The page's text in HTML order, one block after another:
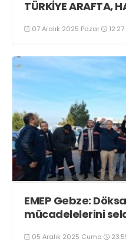
TÜRKİYE ARAFTA,
07 Aralık 2025 Pazar 12:27
EMEP Gebze:
mücadelelerini
05 Aralık 2025 Cuma